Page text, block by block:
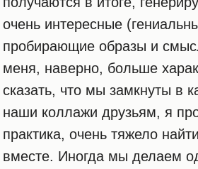
очень интересные
пробирающие образы и
меня, наверно, больше
сказать, что мы замкнуты в
наши коллажи друзьям, я
практика, очень тяжело
вместе. Иногда мы делаем